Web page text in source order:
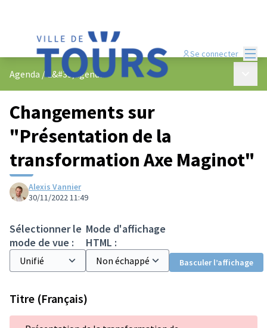
Se connecter
Agenda /L&#39;agenda
Changements sur
"Présentation de la
transformation Axe Maginot"
Alexis Vannier
30/11/2022 11:49
Sélectionner le
mode de vue :
Mode d'affichage
HTML :
Basculer l’affichage
Titre (Français)